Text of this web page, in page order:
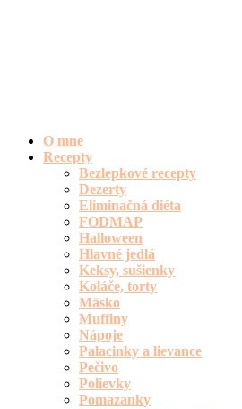
O mne
Recepty
Bezlepkové recepty
Dezerty
Eliminačná diéta
FODMAP
Halloween
Hlavné jedlá
Keksy, sušienky
Koláče, torty
Mäsko
Muffiny
Nápoje
Palacinky a lievance
Pečivo
Polievky
Pomazanky